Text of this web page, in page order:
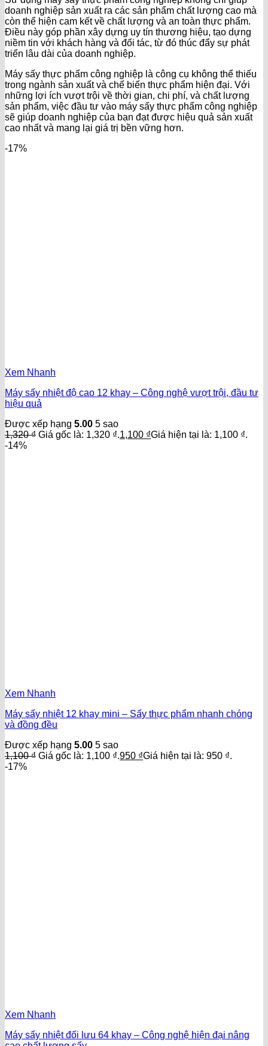
doanh nghiệp sản xuất ra các sản phẩm chất lượng cao mà
còn thể hiện cam kết về chất lượng và an toàn thực phẩm.
Điều này góp phần xây dựng uy tín thương hiệu, tạo dựng
niềm tin với khách hàng và đối tác, từ đó thúc đẩy sự phát
triển lâu dài của doanh nghiệp.
Máy sấy thực phẩm công nghiệp là công cụ không thể thiếu
trong ngành sản xuất và chế biến thực phẩm hiện đại. Với
những lợi ích vượt trội về thời gian, chi phí, và chất lượng
sản phẩm, việc đầu tư vào máy sấy thực phẩm công nghiệp
sẽ giúp doanh nghiệp của bạn đạt được hiệu quả sản xuất
cao nhất và mang lại giá trị bền vững hơn.
-17%
Xem Nhanh
Máy sấy nhiệt độ cao 12 khay – Công nghệ vượt trội, đầu tư
hiệu quả
Được xếp hạng 5.00 5 sao
1,320₫ Giá gốc là: 1,320 ₫.1,100 ₫Giá hiện tại là: 1,100 ₫.
-14%
Xem Nhanh
Máy sấy nhiệt 12 khay mini – Sấy thực phẩm nhanh chóng
và đồng đều
Được xếp hạng 5.00 5 sao
1,100₫ Giá gốc là: 1,100 ₫.950 ₫Giá hiện tại là: 950 ₫.
-17%
Xem Nhanh
Máy sấy nhiệt đối lưu 64 khay – Công nghệ hiện đại nâng